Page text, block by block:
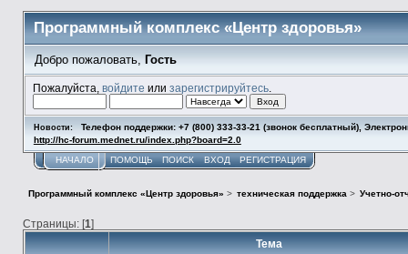
Программный комплекс «Центр здоровья»
Добро пожаловать, Гость
Пожалуйста, войдите или зарегистрируйтесь.
Новости:
Телефон поддержки: +7 (800) 333-33-21 (звонок бесплатный),
http://hc-forum.mednet.ru/index.php?board=2.0
НАЧАЛО ПОМОЩЬ ПОИСК ВХОД РЕГИСТРАЦИЯ
Программный комплекс «Центр здоровья» > техническая поддержка > Учетно-
Страницы: [1]
Тема